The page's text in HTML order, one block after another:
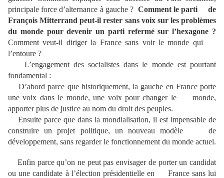
principale force d’alternance à gauche ? Comment le parti de
François Mitterrand peut-il rester sans voix sur les problèmes
du monde pour devenir un parti refermé sur l’hexagone ?
Comment veut-il diriger la France sans voir le monde qui
l’entoure ?
L’engagement des socialistes dans le monde est pourtant
fondamental :
D’abord parce que historiquement, la gauche en France porte
une voix dans le monde, une voix pour changer le monde,
apporter plus de justice au nom du droit des peuples.
Ensuite parce que dans la mondialisation, il est impensable de
construire un projet politique, un nouveau modèle de
développement, sans regarder le fonctionnement du monde actuel.
Enfin parce qu’on ne peut pas envisager de porter un candidat
ou une candidate à l’élection présidentielle en France sans lui